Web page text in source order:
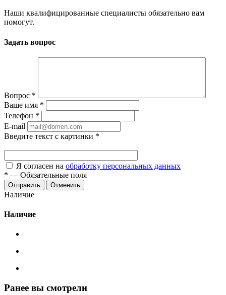
Наши квалифицированные специалисты обязательно вам
помогут.
Задать вопрос
Вопрос *
Ваше имя *
Телефон *
E-mail
Введите текст с картинки *
Я согласен на обработку персональных данных
* — Обязательные поля
Отменить
Наличие
Наличие
Ранее вы смотрели